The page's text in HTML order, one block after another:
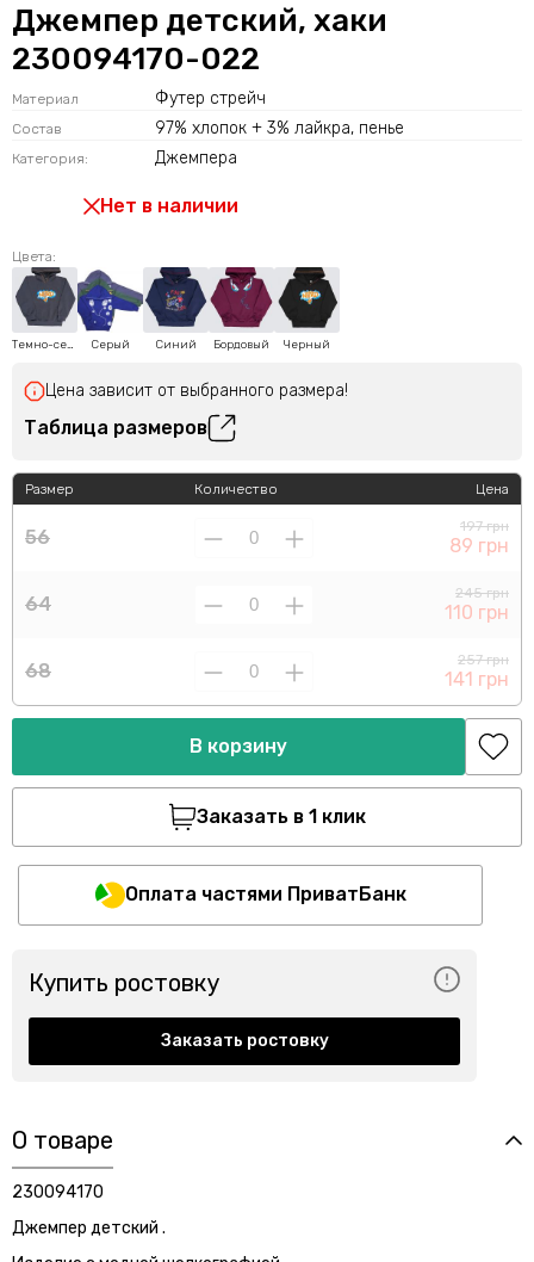
Джемпер детский, хаки
230094170-022
Материал Футер стрейч
Состав 97% хлопок + 3% лайкра, пенье
Категория: Джемпера
Нет в наличии
Цвета:
Темно-серый Серый Синий Бордовый Черный
Цена зависит от выбранного размера!
Таблица размеров
Размер
56
64
68
Количество Цена
197 грн
89 грн
245 грн
110 грн
257 грн
141 грн
В корзину
Заказать в 1 клик
Оплата частями ПриватБанк
Купить ростовку
Заказать ростовку
О товаре
230094170
Джемпер детский .